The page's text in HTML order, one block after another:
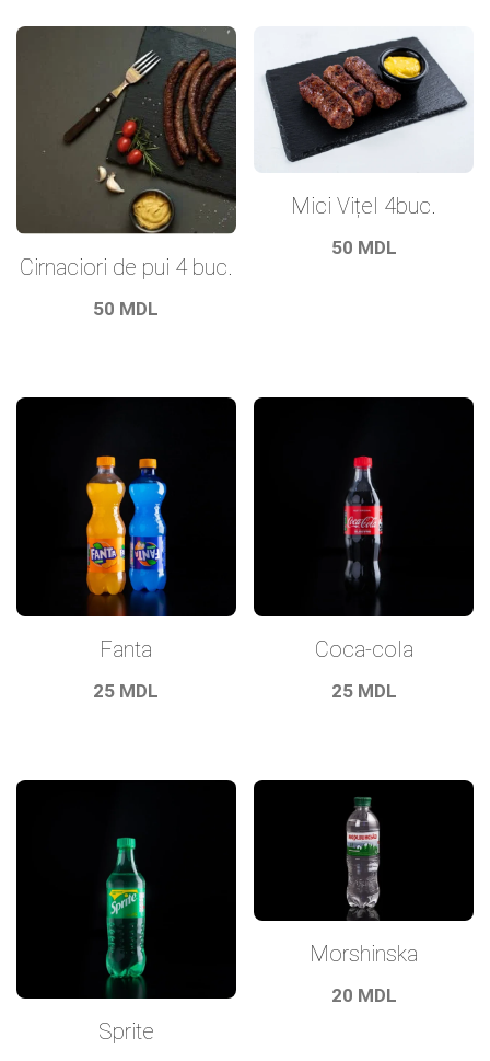
Cirnaciori de pui 4 buc.
50 MDL
Mici Vițel 4buc.
50 MDL
Fanta
25 MDL
Coca-cola
25 MDL
Sprite
Morshinska
20 MDL